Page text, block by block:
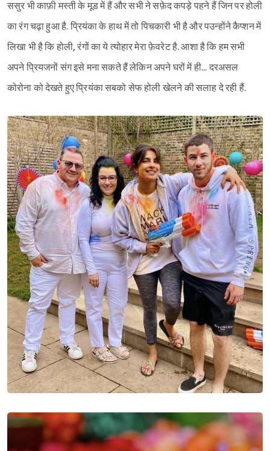
ससुर भी काफ़ी मस्ती के मूड में हैं और सभी ने सफ़ेद कपड़े पहने हैं जिन पर होली
का रंग चढ़ा हुआ है. प्रियंका के हाथ में तो पिचकारी भी है और पउन्होंने कैप्शन में
लिखा भी है कि होली, रंगों का ये त्योहार मेरा फ़ेवरेट है. आशा है कि हम सभी
अपने प्रियजनों संग इसे मना सकते हैं लेकिन अपने घरों में ही... दरअसल
कोरोना को देखते हुए प्रियंका सबको सेफ होली खेलने की सलाह दे रही हैं.